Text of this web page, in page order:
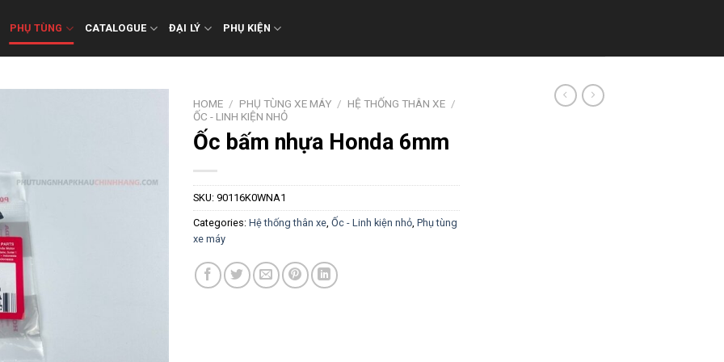
PHỤ TÙNG CATALOGUE ĐẠI LÝ PHỤ KIỆN
HOME / PHỤ TÙNG XE MÁY / HỆ THỐNG THÂN XE /
ỐC - LINH KIỆN NHỎ
Ốc bấm nhựa Honda 6mm
SKU: 90116K0WNA1
Categories: Hệ thống thân xe Ốc - Linh kiện nhỏ Phụ tùng
xe máy